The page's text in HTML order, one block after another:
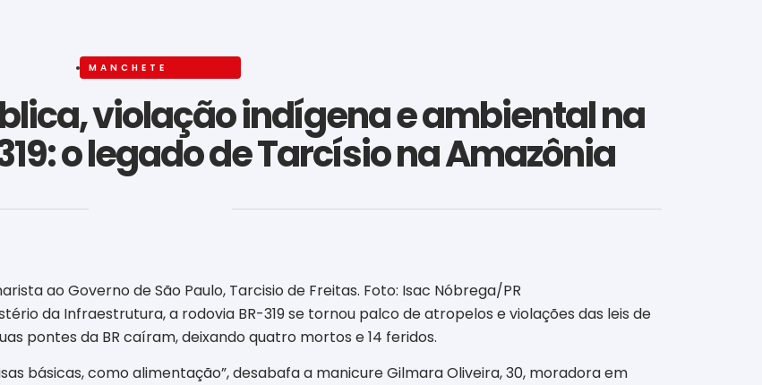
MANCHETE
violação indígena e ambiental na
o legado de Tarcísio na Amazônia
ao Governo de São Paulo, Tarcisio de Freitas. Foto: Isac Nóbrega/PR
da Infraestrutura, a rodovia BR-319 se tornou palco de atropelos e violações das leis de
pontes da BR caíram, deixando quatro mortos e 14 feridos.
básicas, como alimentação”, desabafa a manicure Gilmara Oliveira, 30, moradora em